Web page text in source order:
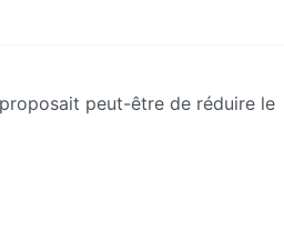
peut-être de réduire le